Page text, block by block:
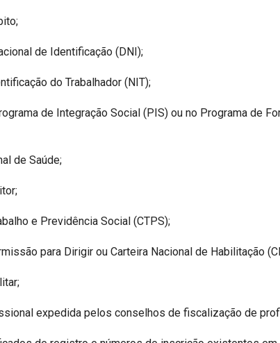
de Identificação (DNI);
do Trabalhador (NIT);
de Integração Social (PIS) ou no Programa de
de Saúde;
e Previdência Social (CTPS);
para Dirigir ou Carteira Nacional de Habilitação
expedida pelos conselhos de fiscalização de